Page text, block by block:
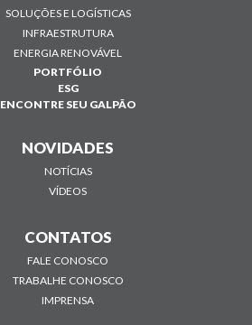
SOLUÇÕES E LOGÍSTICAS
INFRAESTRUTURA
ENERGIA RENOVÁVEL
PORTFÓLIO
ESG
ENCONTRE SEU GALPÃO
NOVIDADES
NOTÍCIAS
VÍDEOS
CONTATOS
FALE CONOSCO
TRABALHE CONOSCO
IMPRENSA